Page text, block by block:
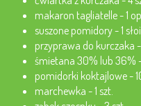
makaron tagliatelle - 1
suszone pomidory - 1
przyprawa do kurczaka -
śmietana 30% lub 36%
pomidorki koktajlowe -
marchewka - 1 szt.